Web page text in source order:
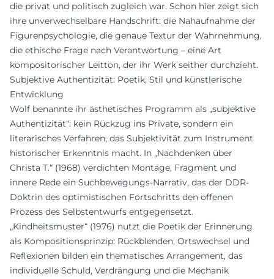
die privat und politisch zugleich war. Schon hier zeigt sich
ihre unverwechselbare Handschrift: die Nahaufnahme der
Figurenpsychologie, die genaue Textur der Wahrnehmung,
die ethische Frage nach Verantwortung – eine Art
kompositorischer Leitton, der ihr Werk seither durchzieht.
Subjektive Authentizität: Poetik, Stil und künstlerische
Entwicklung
Wolf benannte ihr ästhetisches Programm als „subjektive
Authentizität“: kein Rückzug ins Private, sondern ein
literarisches Verfahren, das Subjektivität zum Instrument
historischer Erkenntnis macht. In „Nachdenken über
Christa T.“ (1968) verdichten Montage, Fragment und
innere Rede ein Suchbewegungs-Narrativ, das der DDR-
Doktrin des optimistischen Fortschritts den offenen
Prozess des Selbstentwurfs entgegensetzt.
„Kindheitsmuster“ (1976) nutzt die Poetik der Erinnerung
als Kompositionsprinzip: Rückblenden, Ortswechsel und
Reflexionen bilden ein thematisches Arrangement, das
individuelle Schuld, Verdrängung und die Mechanik